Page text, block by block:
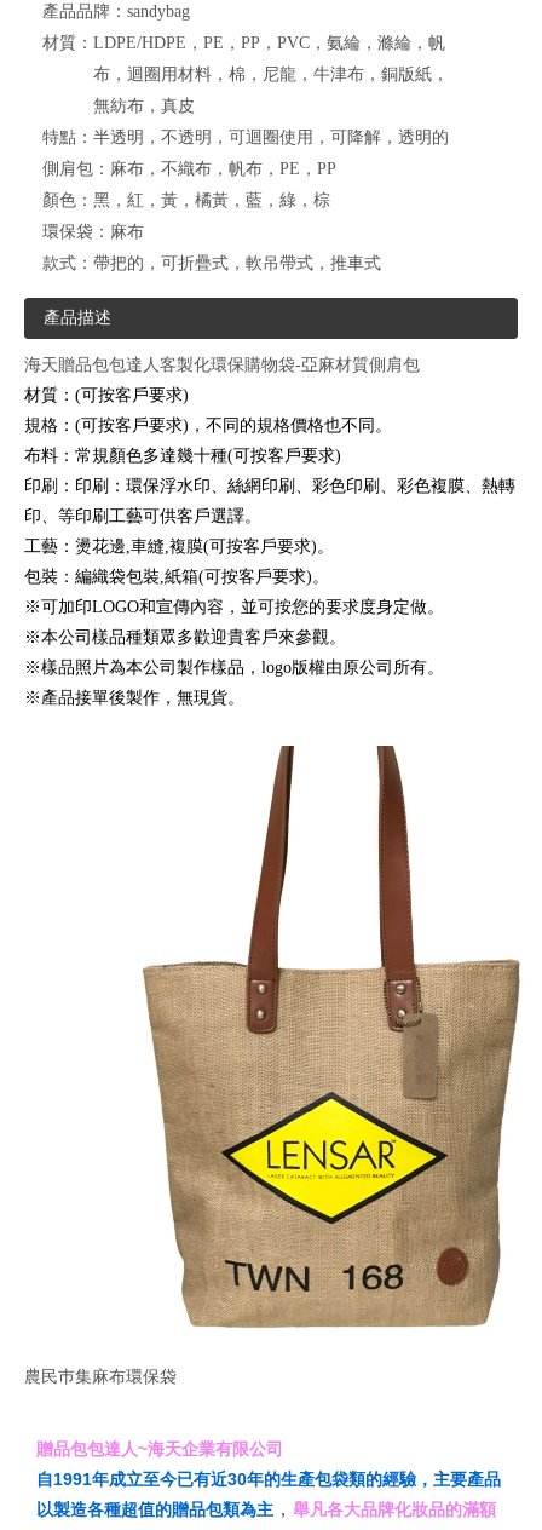
產品品牌： sandybag
材質： LDPE/HDPE，PE，PP，PVC，氨綸，滌綸，帆
布，迴圈用材料，棉，尼龍，牛津布，銅版紙，
無紡布，真皮
特點： 半透明，不透明，可迴圈使用，可降解，透明的
側肩包： 麻布，不織布，帆布，PE，PP
顏色： 黑，紅，黃，橘黃，藍，綠，棕
環保袋： 麻布
款式： 帶把的，可折疊式，軟吊帶式，推車式
產品描述
海天贈品包包達人客製化環保購物袋-亞麻材質側肩包
材質：(可按客戶要求)
規格：(可按客戶要求)，不同的規格價格也不同。
布料：常規顏色多達幾十種(可按客戶要求)
印刷：印刷：環保浮水印、絲網印刷、彩色印刷、彩色複膜、熱轉
印、等印刷工藝可供客戶選譯。
工藝：燙花邊,車縫,複膜(可按客戶要求)。
包裝：編織袋包裝,紙箱(可按客戶要求)。
※可加印LOGO和宣傳內容，並可按您的要求度身定做。
※本公司樣品種類眾多歡迎貴客戶來參觀。
※樣品照片為本公司製作樣品，logo版權由原公司所有。
※產品接單後製作，無現貨。
農民巿集麻布環保袋
贈品包包達人~海天企業有限公司
自1991年成立至今已有近30年的生產包袋類的經驗，主要產品
以製造各種超值的贈品包類為主 ， 舉凡各大品牌化妝品的滿額